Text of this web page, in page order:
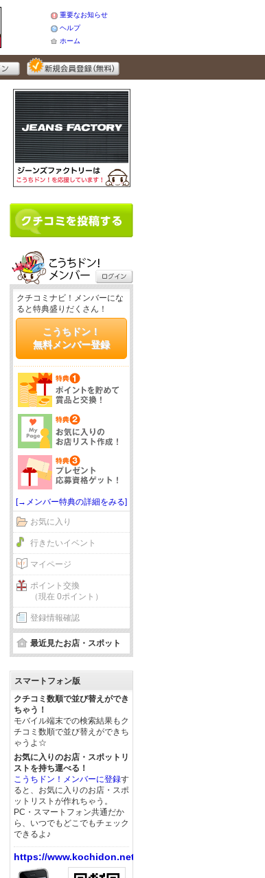
重要なお知らせ
ヘルプ
ホーム
クチコミナビ！メンバーにな
ると特典盛りだくさん！
こうちドン！
無料メンバー登録
[→メンバー特典の詳細をみる]
お気に入り
行きたいイベント
マイページ
ポイント交換
（現在 0ポイント）
登録情報確認
最近見たお店・スポット
スマートフォン版
クチコミ数順で並び替えができ
ちゃう！
モバイル端末での検索結果もク
チコミ数順で並び替えができち
ゃうよ☆
お気に入りのお店・スポットリ
ストを持ち運べる！
こうちドン！メンバーに登録す
ると、お気に入りのお店・スポ
ットリストが作れちゃう。
PC・スマートフォン共通だか
ら、いつでもどこでもチェック
できるよ♪
https://www.kochidon.net/